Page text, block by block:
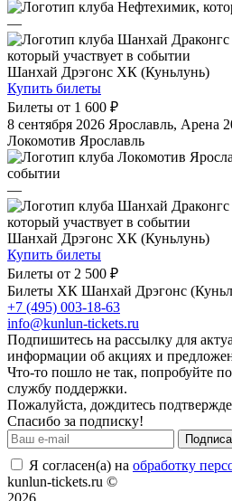
—
Шанхай Дрэгонс ХК (Куньлунь)
Купить билеты
Билеты от 1 600 ₽
8 сентября 2026 Ярославль, Арена
Локомотив Ярославль
—
Шанхай Дрэгонс ХК (Куньлунь)
Купить билеты
Билеты от 2 500 ₽
Билеты ХК Шанхай Дрэгонс
+7 (495) 003-18-63
info@kunlun-tickets.ru
Подпишитесь на рассылку для
информации об акциях и
Что-то пошло не так, попробуйте
службу поддержки.
Пожалуйста, дождитесь
Спасибо за подписку!
Я согласен(а) на обработку
kunlun-tickets.ru ©